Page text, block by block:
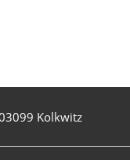
Kolkwitz